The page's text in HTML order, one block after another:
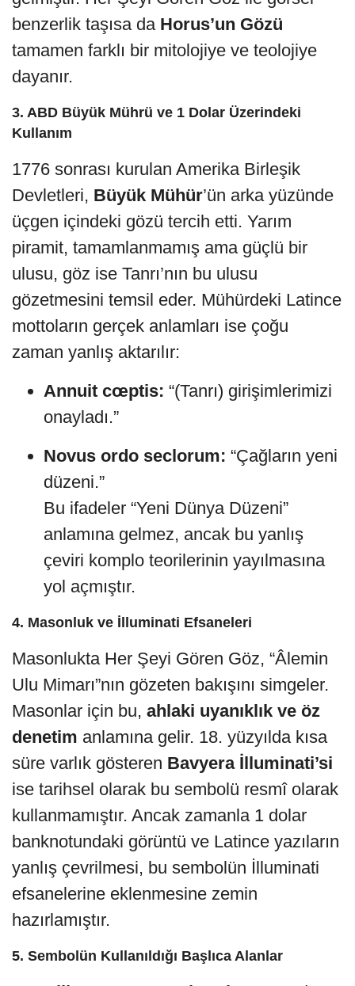
benzerlik taşısa da Horus’un Gözü
tamamen farklı bir mitolojiye ve teolojiye
dayanır.
3. ABD Büyük Mührü ve 1 Dolar Üzerindeki
Kullanım
1776 sonrası kurulan Amerika Birleşik
Devletleri, Büyük Mühür’ün arka yüzünde
üçgen içindeki gözü tercih etti. Yarım
piramit, tamamlanmamış ama güçlü bir
ulusu, göz ise Tanrı’nın bu ulusu
gözetmesini temsil eder. Mühürdeki Latince
mottoların gerçek anlamları ise çoğu
zaman yanlış aktarılır:
Annuit cœptis: “(Tanrı) girişimlerimizi
onayladı.”
Novus ordo seclorum: “Çağların yeni
düzeni.”
Bu ifadeler “Yeni Dünya Düzeni”
anlamına gelmez, ancak bu yanlış
çeviri komplo teorilerinin yayılmasına
yol açmıştır.
4. Masonluk ve İlluminati Efsaneleri
Masonlukta Her Şeyi Gören Göz, “Âlemin
Ulu Mimarı”nın gözeten bakışını simgeler.
Masonlar için bu, ahlaki uyanıklık ve öz
denetim anlamına gelir. 18. yüzyılda kısa
süre varlık gösteren Bavyera İlluminati’si
ise tarihsel olarak bu sembolü resmî olarak
kullanmamıştır. Ancak zamanla 1 dolar
banknotundaki görüntü ve Latince yazıların
yanlış çevrilmesi, bu sembolün İlluminati
efsanelerine eklenmesine zemin
hazırlamıştır.
5. Sembolün Kullanıldığı Başlıca Alanlar